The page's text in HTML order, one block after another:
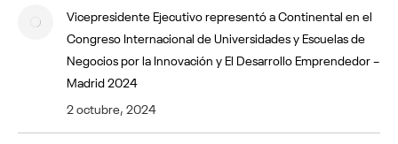
Vicepresidente Ejecutivo representó a Continental en el
Congreso Internacional de Universidades y Escuelas de
Negocios por la Innovación y El Desarrollo Emprendedor –
Madrid 2024
2 octubre, 2024